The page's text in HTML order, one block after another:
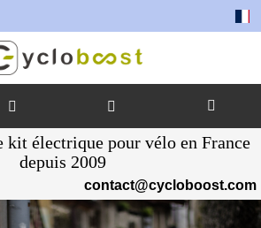
kit électrique pour vélo en France
depuis 2009
contact@cycloboost.com